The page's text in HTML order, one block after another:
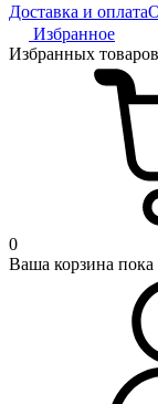
Доставка и оплата
Избранное
Избранных
0
Ваша корзина пока